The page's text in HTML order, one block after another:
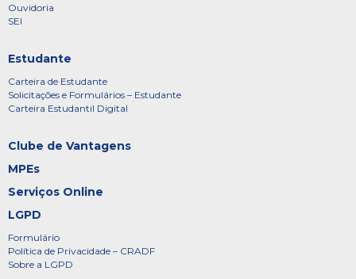
Ouvidoria
SEI
Estudante
Carteira de Estudante
Solicitações e Formulários – Estudante
Carteira Estudantil Digital
Clube de Vantagens
MPEs
Serviços Online
LGPD
Formulário
Política de Privacidade – CRADF
Sobre a LGPD